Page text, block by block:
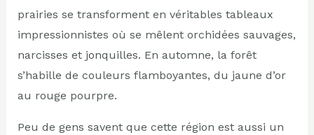
prairies se transforment en véritables tableaux
impressionnistes où se mêlent orchidées sauvages,
narcisses et jonquilles. En automne, la forêt
s’habille de couleurs flamboyantes, du jaune d’or
au rouge pourpre.
Peu de gens savent que cette région est aussi un